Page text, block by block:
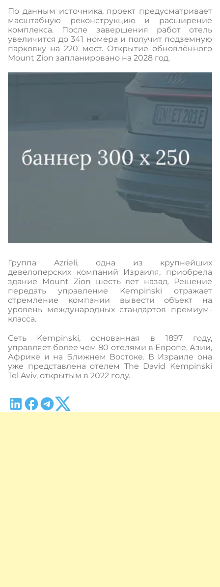
По данным источника, проект предусматривает
масштабную реконструкцию и расширение
комплекса. После завершения работ отель
увеличится до 341 номера и получит подземную
парковку на 220 мест. Открытие обновлённого
Mount Zion запланировано на 2028 год.
Группа Azrieli, одна из крупнейших
девелоперских компаний Израиля, приобрела
здание Mount Zion шесть лет назад. Решение
передать управление Kempinski отражает
стремление компании вывести объект на
уровень международных стандартов премиум-
класса.
Сеть Kempinski, основанная в 1897 году,
управляет более чем 80 отелями в Европе, Азии,
Африке и на Ближнем Востоке. В Израиле она
уже представлена отелем The David Kempinski
Tel Aviv, открытым в 2022 году.